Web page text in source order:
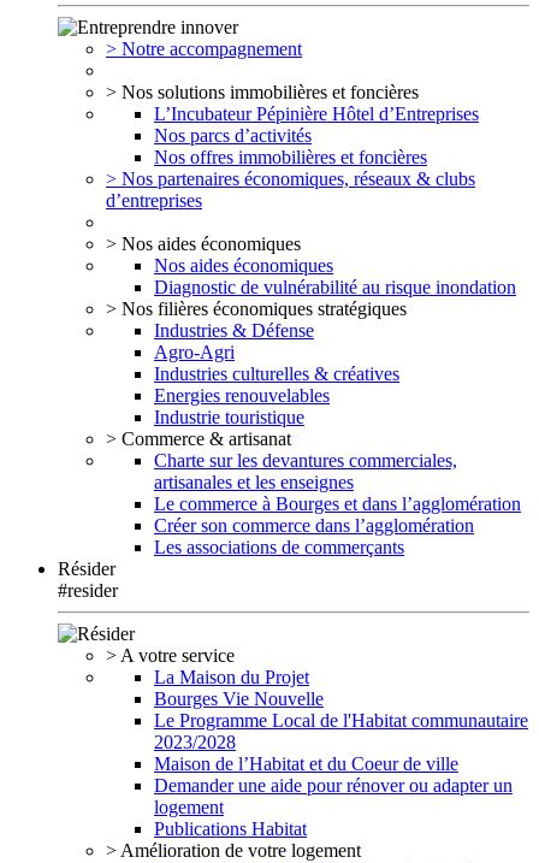
> Notre accompagnement
> Nos solutions immobilières et foncières
L’Incubateur Pépinière Hôtel d’Entreprises
Nos parcs d’activités
Nos offres immobilières et foncières
> Nos partenaires économiques, réseaux & clubs
d’entreprises
> Nos aides économiques
Nos aides économiques
Diagnostic de vulnérabilité au risque inondation
> Nos filières économiques stratégiques
Industries & Défense
Agro-Agri
Industries culturelles & créatives
Energies renouvelables
Industrie touristique
> Commerce & artisanat
Charte sur les devantures commerciales,
artisanales et les enseignes
Le commerce à Bourges et dans l’agglomération
Créer son commerce dans l’agglomération
Les associations de commerçants
Résider
#resider
> A votre service
La Maison du Projet
Bourges Vie Nouvelle
Le Programme Local de l'Habitat communautaire
2023/2028
Maison de l’Habitat et du Coeur de ville
Demander une aide pour rénover ou adapter un
logement
Publications Habitat
> Amélioration de votre logement